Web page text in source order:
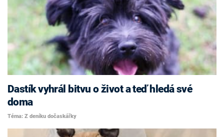
Dastík vyhrál bitvu o život a teď hledá své
doma
Téma: Z deníku dočaskářky